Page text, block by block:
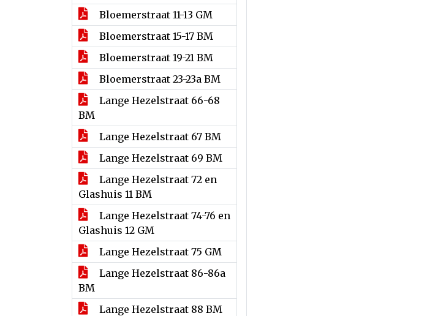
Bloemerstraat 11-13 GM
Bloemerstraat 15-17 BM
Bloemerstraat 19-21 BM
Bloemerstraat 23-23a BM
Lange Hezelstraat 66-68
BM
Lange Hezelstraat 67 BM
Lange Hezelstraat 69 BM
Lange Hezelstraat 72 en
Glashuis 11 BM
Lange Hezelstraat 74-76 en
Glashuis 12 GM
Lange Hezelstraat 75 GM
Lange Hezelstraat 86-86a
BM
Lange Hezelstraat 88 BM